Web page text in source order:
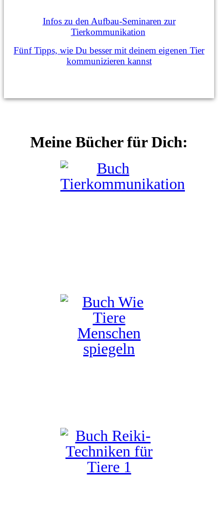
Infos zu den Aufbau-Seminaren zur
Tierkommunikation
Fünf Tipps, wie Du besser mit deinem eigenen Tier
kommunizieren kannst
Meine Bücher für Dich: